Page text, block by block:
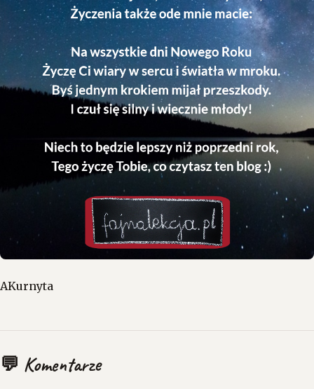
AKurnyta
💬 Komentarze